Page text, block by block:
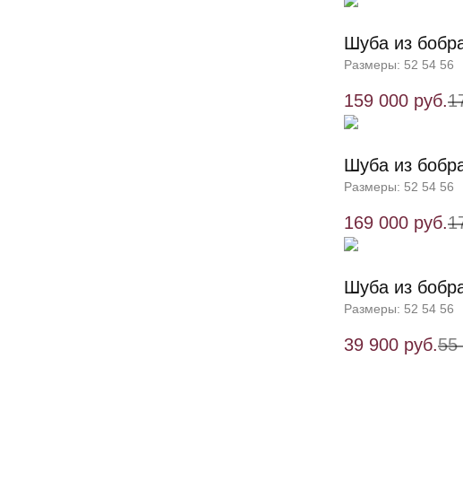
Шуба из
Размеры: 52 54 56
159 000 руб.
Шуба из
Размеры: 52 54 56
169 000 руб.
Шуба из
Размеры: 52 54 56
39 900 руб.55